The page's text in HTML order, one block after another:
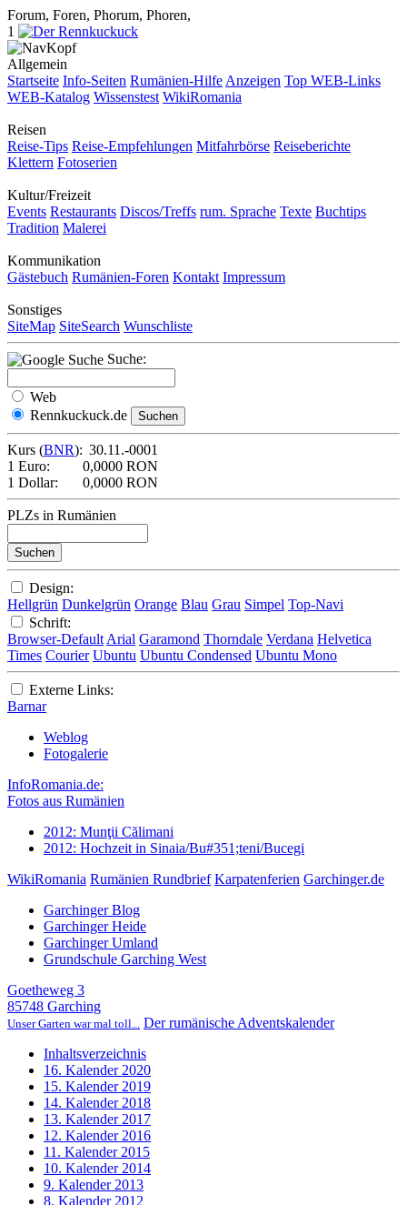
Forum, Foren, Phorum, Phoren,
1
Allgemein
Startseite Info-Seiten Rumänien-Hilfe Anzeigen Top WEB-Links
WEB-Katalog Wissenstest WikiRomania
Reisen
Reise-Tips Reise-Empfehlungen Mitfahrbörse Reiseberichte
Klettern Fotoserien
Kultur/Freizeit
Events Restaurants Discos/Treffs rum. Sprache Texte Buchtips
Tradition Malerei
Kommunikation
Gästebuch Rumänien-Foren Kontakt Impressum
Sonstiges
SiteMap SiteSearch Wunschliste
Suche:
Web
Rennkuckuck.de
Kurs (BNR): 30.11.-0001
1 Euro:
0,0000 RON
1 Dollar:
0,0000 RON
PLZs in Rumänien
Design:
Hellgrün Dunkelgrün Orange Blau Grau Simpel Top-Navi
Schrift:
Browser-Default Arial Garamond Thorndale Verdana Helvetica
Times Courier Ubuntu Ubuntu Condensed Ubuntu Mono
Externe Links:
Barnar
Weblog
Fotogalerie
InfoRomania.de:
Fotos aus Rumänien
2012: Munţii Călimani
2012: Hochzeit in Sinaia/Bu#351;teni/Bucegi
WikiRomania Rumänien Rundbrief Karpatenferien Garchinger.de
Garchinger Blog
Garchinger Heide
Garchinger Umland
Grundschule Garching West
Goetheweg 3
85748 Garching
Unser Garten war mal toll... Der rumänische Adventskalender
Inhaltsverzeichnis
16. Kalender 2020
15. Kalender 2019
14. Kalender 2018
13. Kalender 2017
12. Kalender 2016
11. Kalender 2015
10. Kalender 2014
9. Kalender 2013
8. Kalender 2012